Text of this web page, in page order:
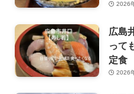
2026
広島
って
定食
2026